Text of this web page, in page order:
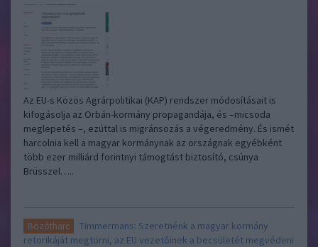
Az EU-s Közös Agrárpolitikai (KAP) rendszer módosításait is
kifogásolja az Orbán-kormány propagandája, és –micsoda
meglepetés –, ezúttal is migránsozás a végeredmény. És ismét
harcolnia kell a magyar kormánynak az országnak egyébként
több ezer milliárd forintnyi támogtást biztosító, csúnya
Brüsszel…..
Bozótharc
Timmermans: Szeretnénk a magyar kormány
retorikáját megtörni, az EU vezetőinek a becsületét megvédeni